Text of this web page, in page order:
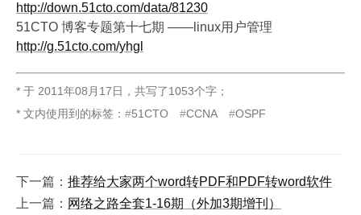
http://down.51cto.com/data/81230
51CTO 博客专题第十七期 ——linux用户管理
http://g.51cto.com/yhgl
* 于 2011年08月17日 ， 共写了1053个字 ；
* 文内使用到的标签：
51CTO CCNA OSPF
下一篇： 推荐给大家两个word转PDF和PDF转word软件
上一篇： 网络之路全套1-16期（外加3期增刊）